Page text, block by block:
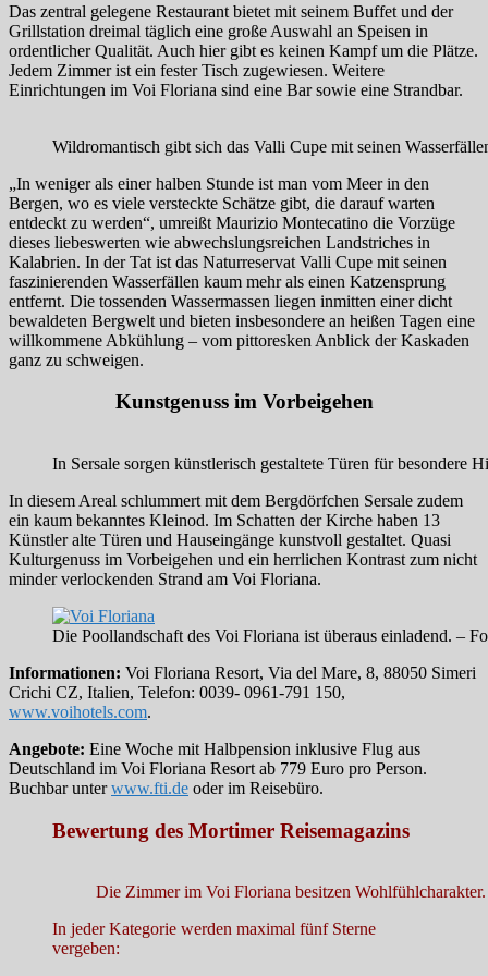
Das zentral gelegene Restaurant bietet mit seinem Buffet und der
Grillstation dreimal täglich eine große Auswahl an Speisen in
ordentlicher Qualität. Auch hier gibt es keinen Kampf um die Plätze.
Jedem Zimmer ist ein fester Tisch zugewiesen. Weitere
Einrichtungen im Voi Floriana sind eine Bar sowie eine Strandbar.
Wildromantisch gibt sich das Valli Cupe mit seinen
„In weniger als einer halben Stunde ist man vom Meer in den
Bergen, wo es viele versteckte Schätze gibt, die darauf warten
entdeckt zu werden“, umreißt Maurizio Montecatino die Vorzüge
dieses liebeswerten wie abwechslungsreichen Landstriches in
Kalabrien. In der Tat ist das Naturreservat Valli Cupe mit seinen
faszinierenden Wasserfällen kaum mehr als einen Katzensprung
entfernt. Die tossenden Wassermassen liegen inmitten einer dicht
bewaldeten Bergwelt und bieten insbesondere an heißen Tagen eine
willkommene Abkühlung – vom pittoresken Anblick der Kaskaden
ganz zu schweigen.
Kunstgenuss im Vorbeigehen
In Sersale sorgen künstlerisch gestaltete Türen für besondere
In diesem Areal schlummert mit dem Bergdörfchen Sersale zudem
ein kaum bekanntes Kleinod. Im Schatten der Kirche haben 13
Künstler alte Türen und Hauseingänge kunstvoll gestaltet. Quasi
Kulturgenuss im Vorbeigehen und ein herrlichen Kontrast zum nicht
minder verlockenden Strand am Voi Floriana.
Die Poollandschaft des Voi Floriana ist überaus einladend. –
Informationen: Voi Floriana Resort, Via del Mare, 8, 88050 Simeri
Crichi CZ, Italien, Telefon: 0039- 0961-791 150,
www.voihotels.com.
Angebote: Eine Woche mit Halbpension inklusive Flug aus
Deutschland im Voi Floriana Resort ab 779 Euro pro Person.
Buchbar unterwww.fti.de oder im Reisebüro.
Bewertung des Mortimer Reisemagazins
Die Zimmer im Voi Floriana besitzen
In jeder Kategorie werden maximal fünf Sterne
vergeben: